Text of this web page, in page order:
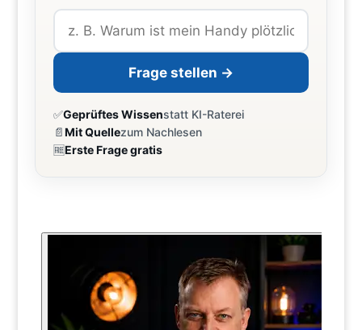
Frage stellen →
✅Geprüftes Wissenstatt KI-Raterei
📄Mit Quellezum Nachlesen
🆓Erste Frage gratis